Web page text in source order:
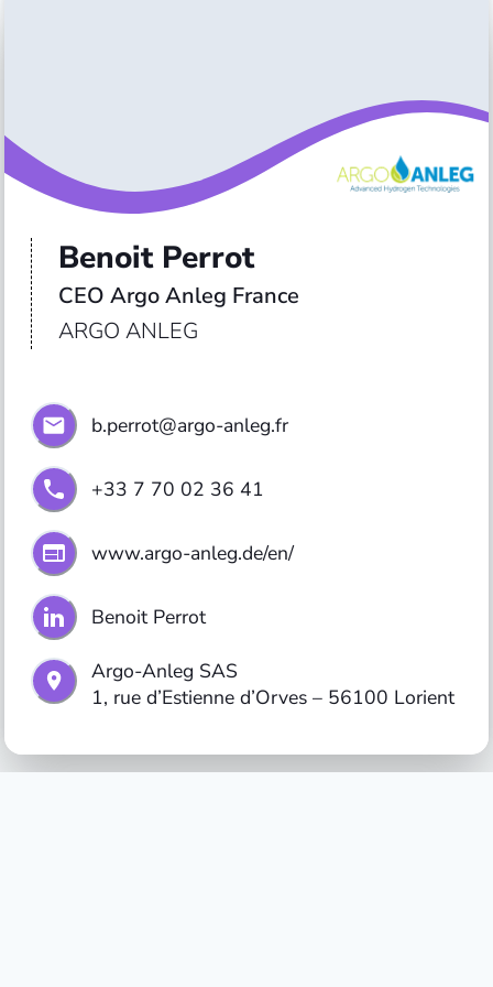
Benoit Perrot
CEO Argo Anleg France
ARGO ANLEG
b.perrot@argo-anleg.fr
+33 7 70 02 36 41
www.argo-anleg.de/en/
Benoit Perrot
Argo-Anleg SAS